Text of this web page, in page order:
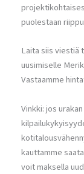
puolestaan
Laita siis viestiä
uusimiselle
Vastaamme
Vinkki: jos
kauttamme
voit maksella